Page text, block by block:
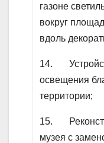
газоне
вокруг
вдоль
14.
освещения
территории;
15.
музея с